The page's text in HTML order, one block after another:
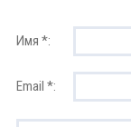
Имя *:
Email *: